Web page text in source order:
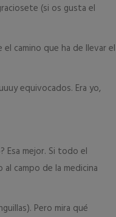
(si os gusta el
camino que ha de llevar el
equivocados. Era yo,
Esa mejor. Si todo el
campo de la medicina
Pero mira qué